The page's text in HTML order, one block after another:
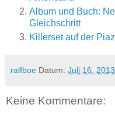
Album und Buch:
Gleichschritt
Killerset auf der
ralfboe Datum: Juli 16, 2013
Keine Kommentare: